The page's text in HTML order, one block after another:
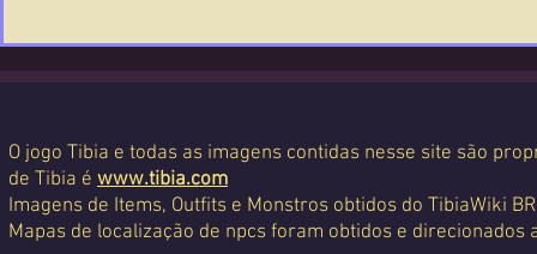
O jogo Tibia e todas as imagens contidas nesse site são
de Tibia é www.tibia.com
Imagens de Items, Outfits e Monstros obtidos do TibiaWiki
Mapas de localização de npcs foram obtidos e direcionados